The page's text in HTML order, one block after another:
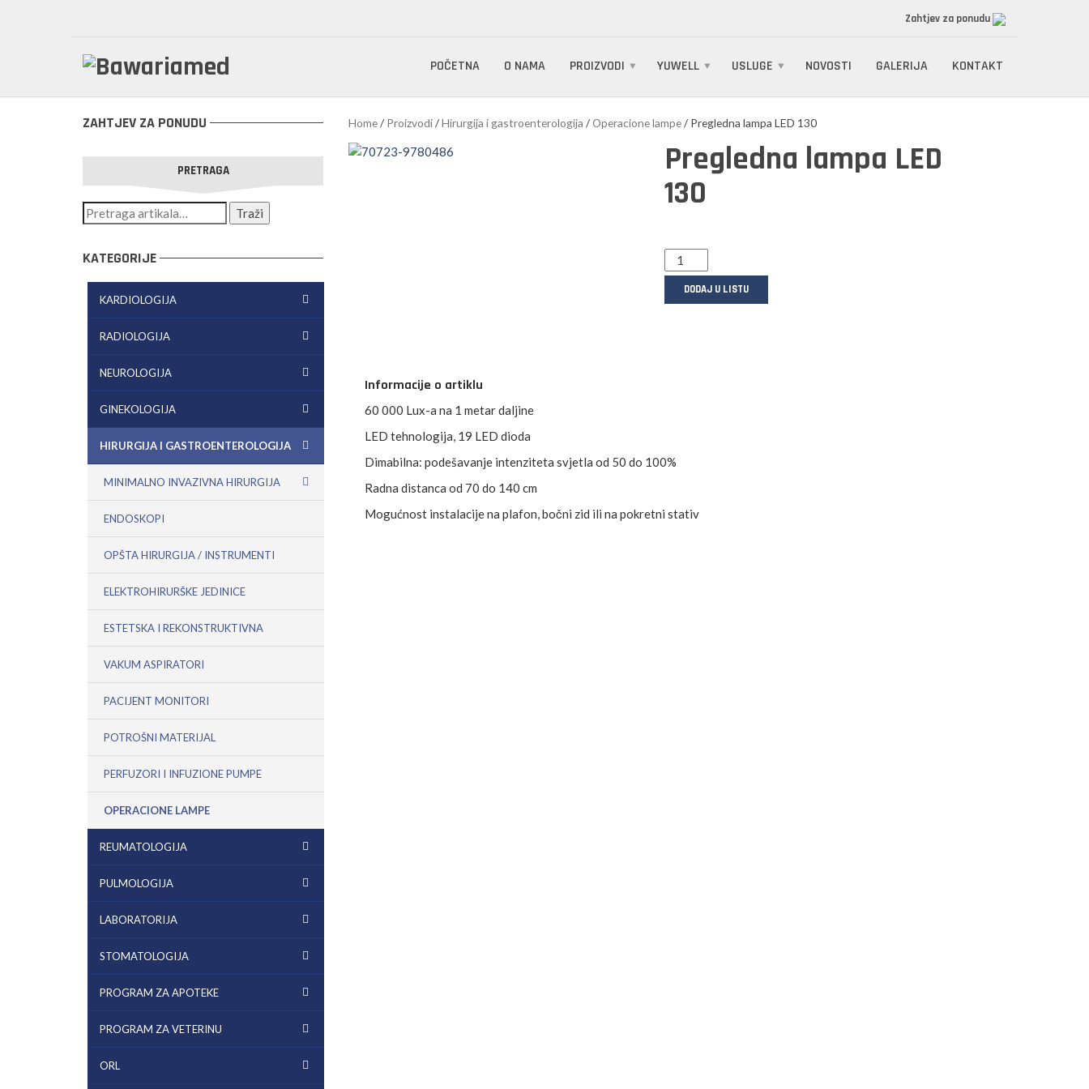
Zahtjev za ponudu
POČETNA O NAMA PROIZVODI YUWELL USLUGE NOVOSTI GALERIJA KONTAKT
ZAHTJEV ZA PONUDU
PRETRAGA
KATEGORIJE
KARDIOLOGIJA
RADIOLOGIJA
NEUROLOGIJA
GINEKOLOGIJA
HIRURGIJA I GASTROENTEROLOGIJA
MINIMALNO INVAZIVNA HIRURGIJA
ENDOSKOPI
OPŠTA HIRURGIJA / INSTRUMENTI
ELEKTROHIRURŠKE JEDINICE
ESTETSKA I REKONSTRUKTIVNA
VAKUM ASPIRATORI
PACIJENT MONITORI
POTROŠNI MATERIJAL
PERFUZORI I INFUZIONE PUMPE
OPERACIONE LAMPE
REUMATOLOGIJA
PULMOLOGIJA
LABORATORIJA
STOMATOLOGIJA
PROGRAM ZA APOTEKE
PROGRAM ZA VETERINU
ORL
Home/ Proizvodi/Hirurgija i gastroenterologija /Operacione lampe/ Pregledna lampa LED 130
Pregledna lampa LED
130
DODAJ U LISTU
Informacije o artiklu
60 000 Lux-a na 1 metar daljine
LED tehnologija, 19 LED dioda
Dimabilna: podešavanje intenziteta svjetla od 50 do 100%
Radna distanca od 70 do 140 cm
Mogućnost instalacije na plafon, bočni zid ili na pokretni stativ